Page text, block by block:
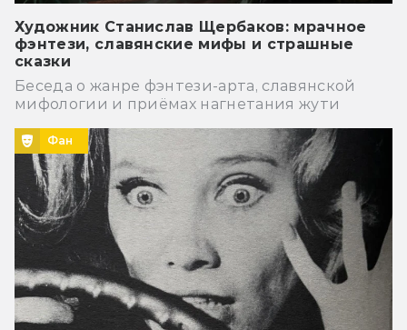
Художник Станислав Щербаков: мрачное
фэнтези, славянские мифы и страшные
сказки
Беседа о жанре фэнтези-арта, славянской
мифологии и приёмах нагнетания жути
Фан